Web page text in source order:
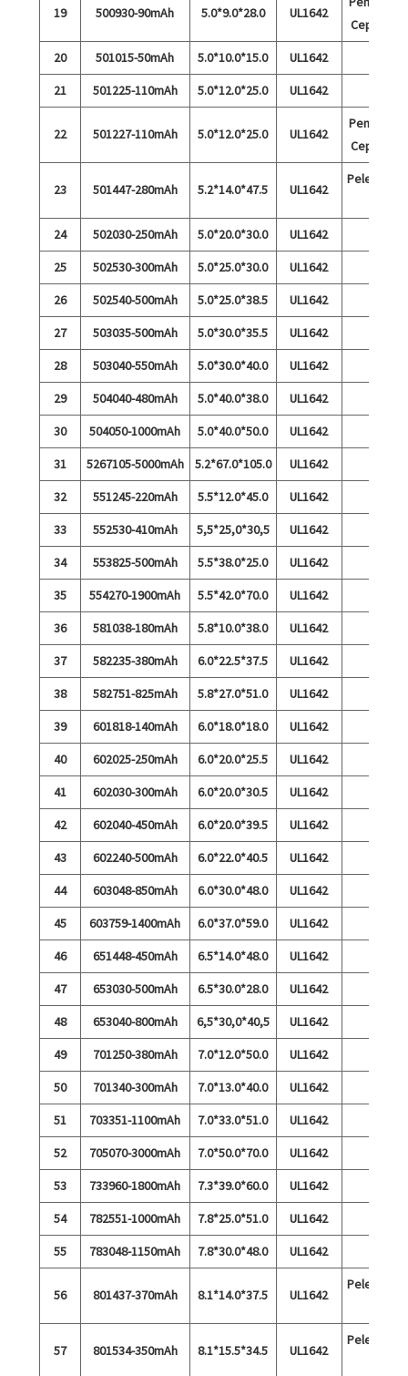
19 500930-90mAh 5.0*9.0*28.0 UL1642
Cepat 5C
20
501015-50mAh 5.0*10.0*15.0
UL1642
21
501225-110mAh 5.0*12.0*25.0 UL1642
22 501227-110mAh 5.0*12.0*25.0 UL1642
Pengisian
Cepat 5C
23 501447-280mAh 5.2*14.0*47.5 UL1642
Pelepasan
24
502030-250mAh 5.0*20.0*30.0
UL1642
25
502530-300mAh 5.0*25.0*30.0
UL1642
26
502540-500mAh 5.0*25.0*38.5
UL1642
27
503035-500mAh 5.0*30.0*35.5
UL1642
28
503040-550mAh 5.0*30.0*40.0
UL1642
29
504040-480mAh 5.0*40.0*38.0
UL1642
30
504050-1000mAh 5.0*40.0*50.0
UL1642
31
5267105-5000mAh 5.2*67.0*105.0
UL1642
32
551245-220mAh 5.5*12.0*45.0
UL1642
33
552530-410mAh 5,5*25,0*30,5
UL1642
34
553825-500mAh 5.5*38.0*25.0
UL1642
35
554270-1900mAh 5.5*42.0*70.0
UL1642
36
581038-180mAh 5.8*10.0*38.0
UL1642
37
582235-380mAh 6.0*22.5*37.5
UL1642
38
582751-825mAh 5.8*27.0*51.0
UL1642
39
601818-140mAh 6.0*18.0*18.0
UL1642
40
602025-250mAh 6.0*20.0*25.5
UL1642
41
602030-300mAh 6.0*20.0*30.5
UL1642
42
602040-450mAh 6.0*20.0*39.5
UL1642
43
602240-500mAh 6.0*22.0*40.5
UL1642
44
603048-850mAh 6.0*30.0*48.0
UL1642
45
603759-1400mAh 6.0*37.0*59.0
UL1642
46
651448-450mAh 6.5*14.0*48.0
UL1642
47
653030-500mAh 6.5*30.0*28.0
UL1642
48
653040-800mAh 6,5*30,0*40,5
UL1642
49
701250-380mAh 7.0*12.0*50.0
UL1642
50
701340-300mAh 7.0*13.0*40.0
UL1642
51
703351-1100mAh 7.0*33.0*51.0
UL1642
52
705070-3000mAh 7.0*50.0*70.0
UL1642
53
733960-1800mAh 7.3*39.0*60.0
UL1642
54
782551-1000mAh 7.8*25.0*51.0
UL1642
55
783048-1150mAh 7.8*30.0*48.0 UL1642
56 801437-370mAh 8.1*14.0*37.5 UL1642
Pelepasan
57 801534-350mAh 8.1*15.5*34.5 UL1642
Pelepasan